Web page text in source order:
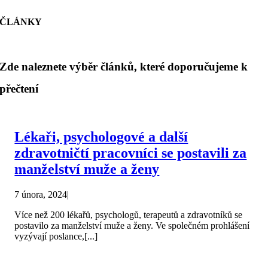
ČLÁNKY
Zde naleznete výběr článků, které doporučujeme k
přečtení
Lékaři, psychologové a další
zdravotničtí pracovníci se postavili za
manželství muže a ženy
7 února, 2024|
Více než 200 lékařů, psychologů, terapeutů a zdravotníků se
postavilo za manželství muže a ženy. Ve společném prohlášení
vyzývají poslance,[...]